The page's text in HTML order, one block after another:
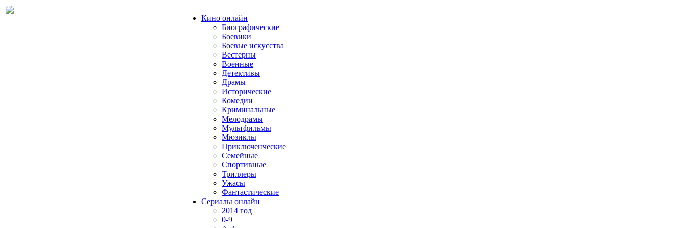
Кино онлайн
Биографические
Боевики
Боевые искусства
Вестерны
Военные
Детективы
Драмы
Исторические
Комедии
Криминальные
Мелодрамы
Мультфильмы
Мюзиклы
Приключенческие
Семейные
Спортивные
Триллеры
Ужасы
Фантастические
Сериалы онлайн
2014 год
0-9